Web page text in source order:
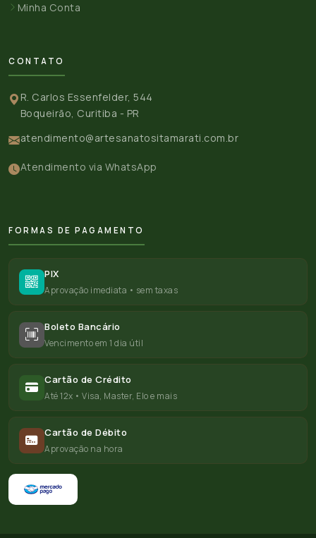
Minha Conta
CONTATO
R. Carlos Essenfelder, 544
Boqueirão, Curitiba - PR
atendimento@artesanatositamarati.com.br
Atendimento via WhatsApp
FORMAS DE PAGAMENTO
PIX
Aprovação imediata • sem taxas
Boleto Bancário
Vencimento em 1 dia útil
Cartão de Crédito
Até 12x • Visa, Master, Elo e mais
Cartão de Débito
Aprovação na hora